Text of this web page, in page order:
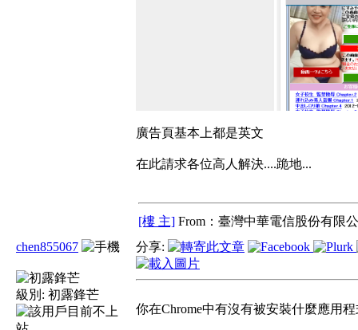
廣告頁基本上都是英文
在此請求各位高人解決....跪地...
[樓 主] From：臺灣中華電信股份有限
chen855067
級別: 初露鋒芒
分享:
你在Chrome中有沒有被安裝什麼應用